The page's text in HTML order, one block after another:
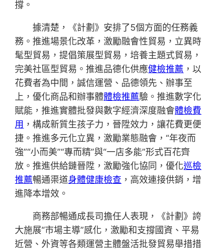
撐。
據清楚，《計劃》安排了5個方面的任務義
務。推進場景化改革，激勵融會性貿易，立異時
髦型貿易，提倡策展型貿易，培養主題式貿易，
完美社區型貿易。推進品德化供應健檢推薦 ，以
花費者為中間，誠信運營、品德領先、辦事至
上，優化商品和辦事體體檢推薦驗。推進數字化
賦能，推進實體批發與數字經濟深度融會體檢費
用 ，構成新質生孩子力，晉陞效力，讓花費更便
捷。推進多元化立異，激勵業態融會，“年夜而
強”“小而美”“專而精”與“一店多能”形式百花齊
放。推進供給鏈晉陞，激勵強化協同，優化巡檢
推薦暢通渠道身體健康檢查 ，高效連接供銷，增
進降本增效。
商務部暢通成長司擔任人表現，《計劃》誇
大施展“市場主導”感化，激勵和支撐國資、平易
近營、外資等各類運營主體盤活批發貿易舉措措